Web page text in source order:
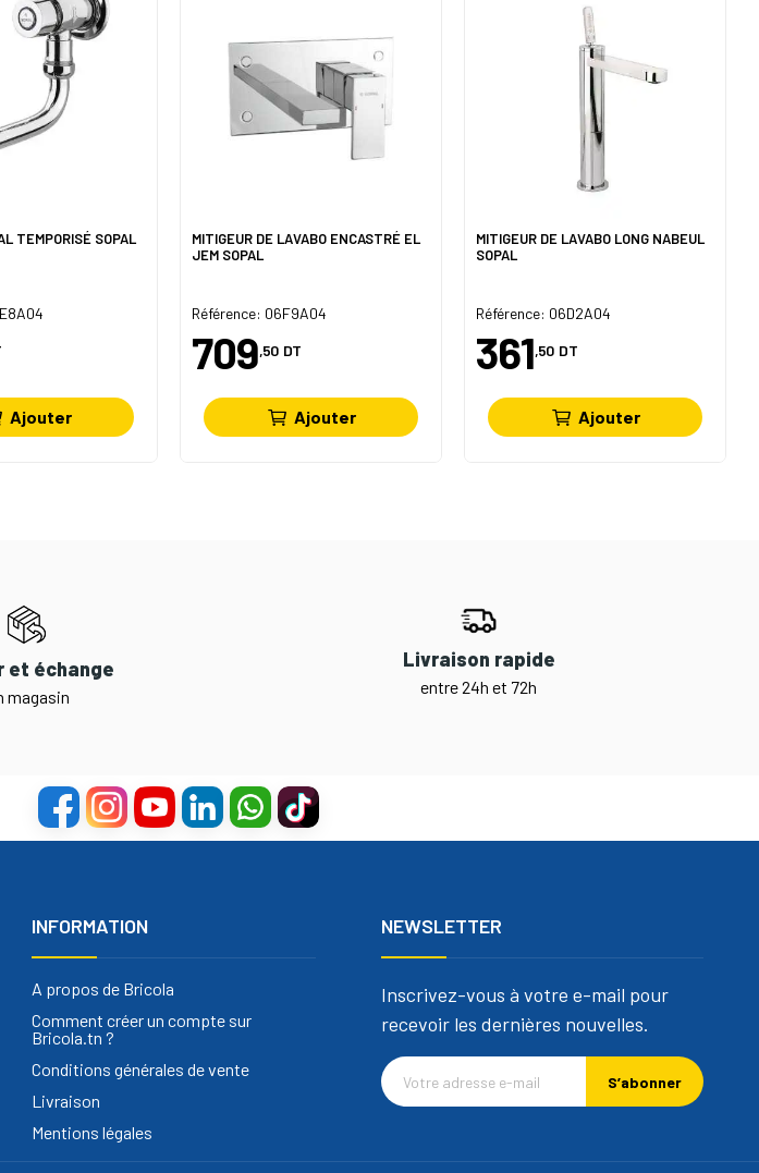
TEMPORISÉ SOPAL
Ajouter
MITIGEUR DE LAVABO ENCASTRÉ EL
JEM SOPAL
Référence: 06F9A04
709,50 DT
Ajouter
MITIGEUR DE LAVABO LONG NABEUL
SOPAL
Référence: 06D2A04
361,50 DT
Ajouter
et échange
magasin
Livraison rapide
entre 24h et 72h
INFORMATION
A propos de Bricola
Comment créer un compte sur
Bricola.tn ?
Conditions générales de vente
Livraison
Mentions légales
NEWSLETTER
Inscrivez-vous à votre e-mail pour
recevoir les dernières nouvelles.
S’abonner